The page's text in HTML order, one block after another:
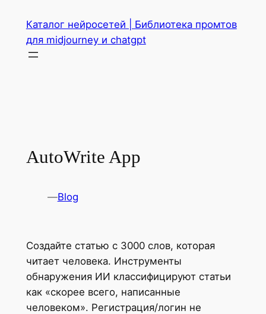
содержимому
Каталог нейросетей | Библиотека промтов
для midjourney и chatgpt
AutoWrite App
—Blog
Создайте статью с 3000 слов, которая
читает человека. Инструменты
обнаружения ИИ классифицируют статьи
как «скорее всего, написанные
человеком». Регистрация/логин не